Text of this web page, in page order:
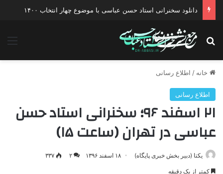
دانلود سخنرانی استاد حسن عباسی با موضوع چهار انتخاب ۱۴۰۰
جستجو برای
خانه / اطلاع رسانی
اطلاع رسانی
۲۱ اسفند ۹۶؛ سخنرانی استاد حسن
عباسی در تهران (ساعت ۱۵)
یکتا (دبیر بخش خبری پایگاه) ۱۸ اسفند ۱۳۹۶ ۲ ۳۳۷
کمتر از یک دقیقه